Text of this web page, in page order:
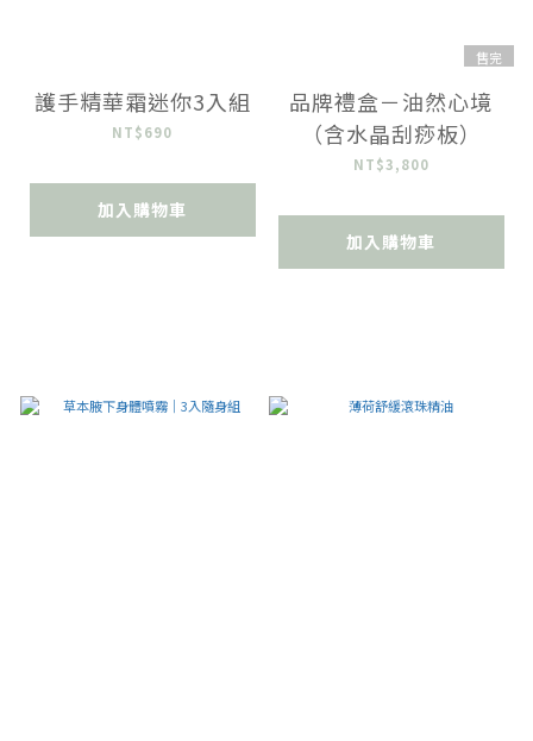
護手精華霜迷你3入組
NT$690
加入購物車
售完
品牌禮盒－油然心境
（含水晶刮痧板）
NT$3,800
加入購物車